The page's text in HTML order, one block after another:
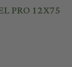
PRO 12X75